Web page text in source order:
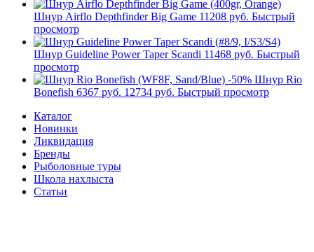
Шнур Airflo Depthfinder Big Game 11208 руб. Быстрый
просмотр
Шнур Guideline Power Taper Scandi 11468 руб. Быстрый
просмотр
-50% Шнур Rio
Bonefish 6367 руб. 12734 руб. Быстрый просмотр
Каталог
Новинки
Ликвидация
Бренды
Рыболовные туры
Школа нахлыста
Статьи